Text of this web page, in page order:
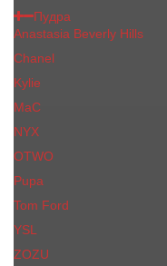
Пудра
Anastasia Beverly Hills
Chanel
Kylie
MaC
NYX
OTWO
Pupa
Tom Ford
YSL
ZOZU